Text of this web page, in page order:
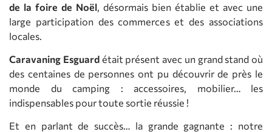
de la foire de Noël, désormais bien établie et avec une
large participation des commerces et des associations
locales.
Caravaning Esguardétait présent avec un grand stand où
des centaines de personnes ont pu découvrir de près le
monde du camping : accessoires, mobilier… les
indispensables pour toute sortie réussie !
Et en parlant de succès… la grande gagnante : notre